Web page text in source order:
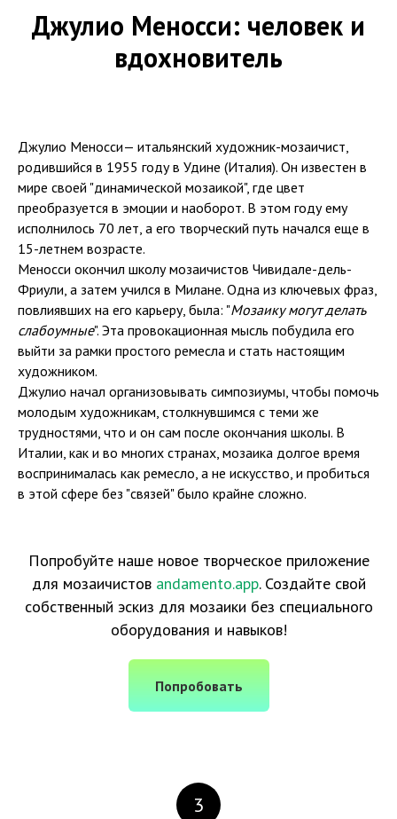
Джулио Меносси: человек и
вдохновитель
Джулио Меносси— итальянский художник-мозаичист,
родившийся в 1955 году в Удине (Италия). Он известен в
мире своей "динамической мозаикой", где цвет
преобразуется в эмоции и наоборот. В этом году ему
исполнилось 70 лет, а его творческий путь начался еще в
15-летнем возрасте.
Меносси окончил школу мозаичистов Чивидале-дель-
Фриули, а затем учился в Милане. Одна из ключевых фраз,
повлиявших на его карьеру, была: "Мозаику могут делать
слабоумные". Эта провокационная мысль побудила его
выйти за рамки простого ремесла и стать настоящим
художником.
Джулио начал организовывать симпозиумы, чтобы помочь
молодым художникам, столкнувшимся с теми же
трудностями, что и он сам после окончания школы. В
Италии, как и во многих странах, мозаика долгое время
воспринималась как ремесло, а не искусство, и пробиться
в этой сфере без "связей" было крайне сложно.
Попробуйте наше новое творческое приложение
для мозаичистов andamento.app. Создайте свой
собственный эскиз для мозаики без специального
оборудования и навыков!
Попробовать
3